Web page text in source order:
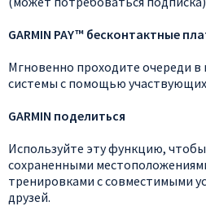
GARMIN PAY™ бесконтактные
Мгновенно проходите очереди в
системы с помощью
GARMIN поделиться
Используйте эту функцию, чтобы
сохраненными
тренировками с совместимыми
друзей.